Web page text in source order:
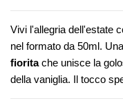
Vivi l'allegria dell'estate
nel formato da 50ml.
fioritache unisce la
della vaniglia. Il tocco